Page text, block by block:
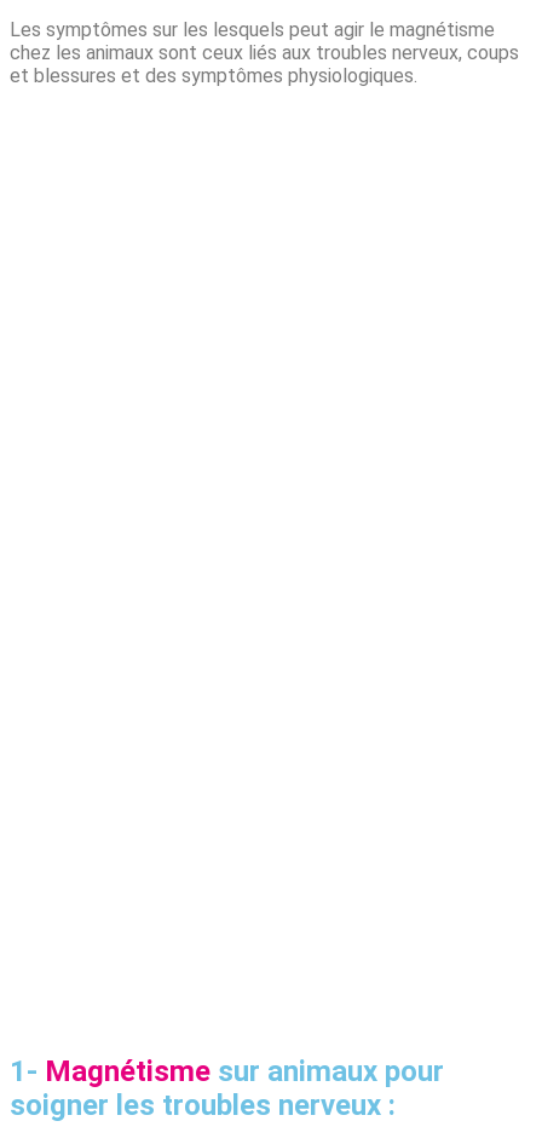
Les symptômes sur les lesquels peut agir le magnétisme
chez les animaux sont ceux liés aux troubles nerveux, coups
et blessures et des symptômes physiologiques.
1- Magnétisme sur animaux pour
soigner les troubles nerveux :